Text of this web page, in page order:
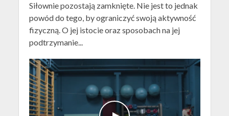
Siłownie pozostają zamknięte. Nie jest to jednak
powód do tego, by ograniczyć swoją aktywność
fizyczną. O jej istocie oraz sposobach na jej
podtrzymanie...